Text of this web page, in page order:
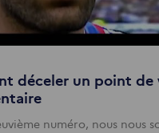
déceler un point de
numéro, nous nous